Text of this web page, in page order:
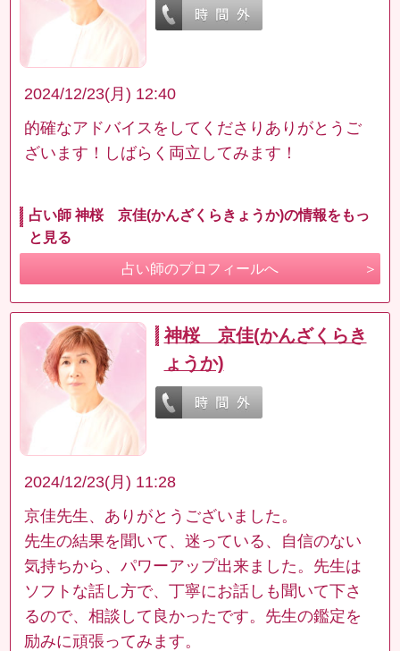
2024/12/23(月) 12:40
的確なアドバイスをしてくださりありがとうご
ざいます！しばらく両立してみます！
占い師 神桜 京佳(かんざくらきょうか)の情報をもっ
と見る
占い師のプロフィールへ
神桜 京佳(かんざくらき
ょうか)
2024/12/23(月) 11:28
京佳先生、ありがとうございました。
先生の結果を聞いて、迷っている、自信のない
気持ちから、パワーアップ出来ました。先生は
ソフトな話し方で、丁寧にお話しも聞いて下さ
るので、相談して良かったです。先生の鑑定を
励みに頑張ってみます。